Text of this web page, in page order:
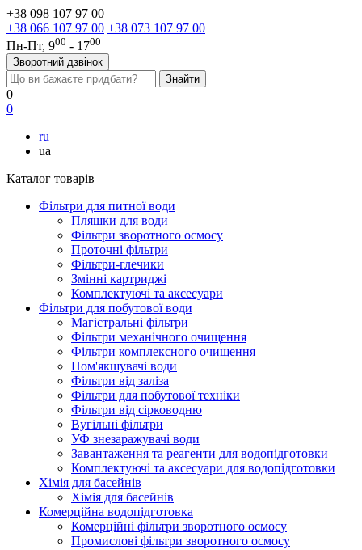
+38 098 107 97 00
+38 066 107 97 00 +38 073 107 97 00
Пн-Пт, 900 - 1700
Зворотний дзвінок
0
0
ru
ua
Каталог товарів
Фільтри для питної води
Пляшки для води
Фільтри зворотного осмосу
Проточні фільтри
Фільтри-глечики
Змінні картриджі
Комплектуючі та аксесуари
Фільтри для побутової води
Магістральні фільтри
Фільтри механічного очищення
Фільтри комплексного очищення
Пом'якшувачі води
Фільтри від заліза
Фільтри для побутової техніки
Фільтри від сірководню
Вугільні фільтри
УФ знезаражувачі води
Завантаження та реагенти для водопідготовки
Комплектуючі та аксесуари для водопідготовки
Хімія для басейнів
Хімія для басейнів
Комерційна водопідготовка
Комерційні фільтри зворотного осмосу
Промислові фільтри зворотного осмосу